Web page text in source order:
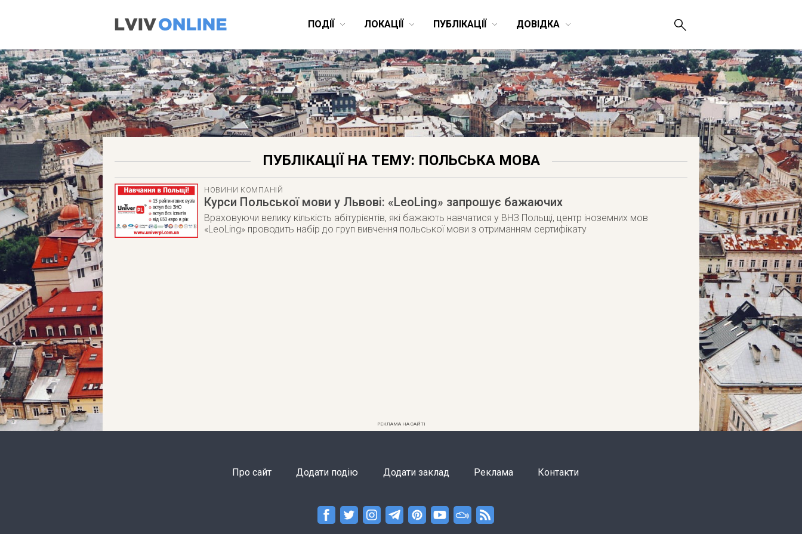
ПОДІЇ ЛОКАЦІЇ ПУБЛІКАЦІЇ ДОВІДКА
ПУБЛІКАЦІЇ НА ТЕМУ: ПОЛЬСЬКА МОВА
НОВИНИ КОМПАНІЙ
Курси Польської мови у Львові: «LeoLing» запрошує бажаючих
Враховуючи велику кількість абітурієнтів, які бажають навчатися у ВНЗ Польщі, центр іноземних мов
«LeoLing» проводить набір до груп вивчення польської мови з отриманням сертифікату
РЕКЛАМА НА САЙТІ
Про сайт Додати подію Додати заклад Реклама Контакти